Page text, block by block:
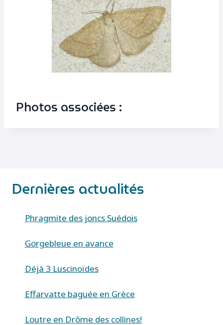
Photos associées :
Dernières actualités
Phragmite des joncs Suédois
Gorgebleue en avance
Déjà 3 Luscinoïdes
Effarvatte baguée en Grèce
Loutre en Drôme des collines!